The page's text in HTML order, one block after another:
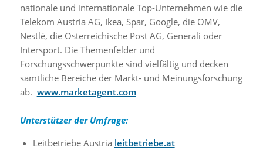
nationale und internationale Top-Unternehmen wie die
Telekom Austria AG, Ikea, Spar, Google, die OMV,
Nestlé, die Österreichische Post AG, Generali oder
Intersport. Die Themenfelder und
Forschungsschwerpunkte sind vielfältig und decken
sämtliche Bereiche der Markt- und Meinungsforschung
ab. www.marketagent.com
Unterstützer der Umfrage:
Leitbetriebe Austria leitbetriebe.at